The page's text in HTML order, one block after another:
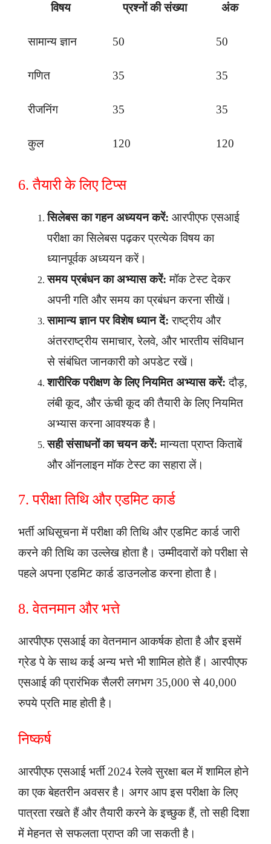
विषय प्रश्नों की संख्या अंक
सामान्य ज्ञान 50 50
गणित 35 35
रीजनिंग 35 35
कुल 120 120
6. तैयारी के लिए टिप्स
सिलेबस का गहन अध्ययन करें: आरपीएफ एसआई
परीक्षा का सिलेबस पढ़कर प्रत्येक विषय का
ध्यानपूर्वक अध्ययन करें।
समय प्रबंधन का अभ्यास करें: मॉक टेस्ट देकर
अपनी गति और समय का प्रबंधन करना सीखें।
सामान्य ज्ञान पर विशेष ध्यान दें: राष्ट्रीय और
अंतरराष्ट्रीय समाचार, रेलवे, और भारतीय संविधान
से संबंधित जानकारी को अपडेट रखें।
शारीरिक परीक्षण के लिए नियमित अभ्यास करें: दौड़,
लंबी कूद, और ऊंची कूद की तैयारी के लिए नियमित
अभ्यास करना आवश्यक है।
सही संसाधनों का चयन करें: मान्यता प्राप्त किताबें
और ऑनलाइन मॉक टेस्ट का सहारा लें।
7. परीक्षा तिथि और एडमिट कार्ड
भर्ती अधिसूचना में परीक्षा की तिथि और एडमिट कार्ड जारी
करने की तिथि का उल्लेख होता है। उम्मीदवारों को परीक्षा से
पहले अपना एडमिट कार्ड डाउनलोड करना होता है।
8. वेतनमान और भत्ते
आरपीएफ एसआई का वेतनमान आकर्षक होता है और इसमें
ग्रेड पे के साथ कई अन्य भत्ते भी शामिल होते हैं। आरपीएफ
एसआई की प्रारंभिक सैलरी लगभग 35,000 से 40,000
रुपये प्रति माह होती है।
निष्कर्ष
आरपीएफ एसआई भर्ती 2024 रेलवे सुरक्षा बल में शामिल होने
का एक बेहतरीन अवसर है। अगर आप इस परीक्षा के लिए
पात्रता रखते हैं और तैयारी करने के इच्छुक हैं, तो सही दिशा
में मेहनत से सफलता प्राप्त की जा सकती है।